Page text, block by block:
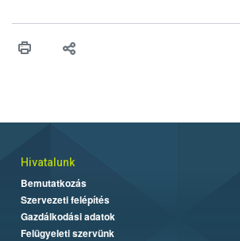
vonni az ebek viselkedésének
Hivatalunk
Bemutatkozás
Szervezeti felépítés
Gazdálkodási adatok
Felügyeleti szervünk